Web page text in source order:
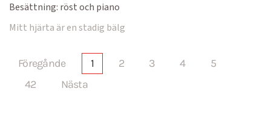
Besättning: röst och piano
Mitt hjärta är en stadig bälg
Föregånde 1 2 3 4
5
42
Nästa